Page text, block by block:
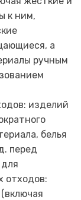
к ним,
а
ручным
изделий
белья
перед
отходов: